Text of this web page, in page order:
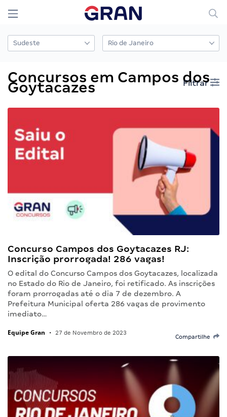
Concursos em Campos dos
Goytacazes Filtrar
Concurso Campos dos Goytacazes RJ:
Inscrição prorrogada! 286 vagas!
O edital do Concurso Campos dos Goytacazes, localizada
no Estado do Rio de Janeiro, foi retificado. As inscrições
foram prorrogadas até o dia 7 de dezembro. A
Prefeitura Municipal oferta 286 vagas de provimento
imediato…
Equipe Gran • 27 de Novembro de 2023
Compartilhe